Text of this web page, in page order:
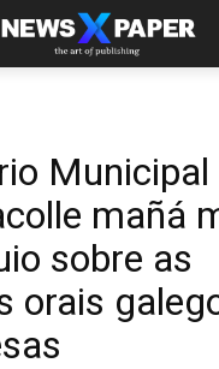
Municipal
mañá
sobre as
orais